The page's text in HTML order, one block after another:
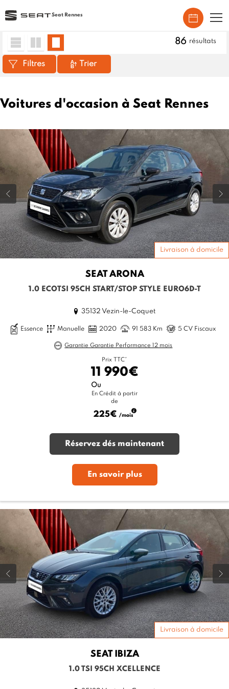
Seat Rennes
Véhicules neufs
Filtres Trier
86 résultats
Voitures d'occasion à Seat Rennes
Livraison à domicile
SEATARONA
1.0 ECOTSI 95CH START/STOP STYLE EURO6D-T
35132 Vezin-le-Coquet
Essence Manuelle 2020 91 583 Km 5 CV Fiscaux
Garantie Garantie Performance 12 mois
Prix TTC*
11 990€
Ou
En Crédit à partir
de
225€ /mois
Réservez dés maintenant
En savoir plus
Livraison à domicile
SEAT IBIZA
1.0 TSI 95CH XCELLENCE